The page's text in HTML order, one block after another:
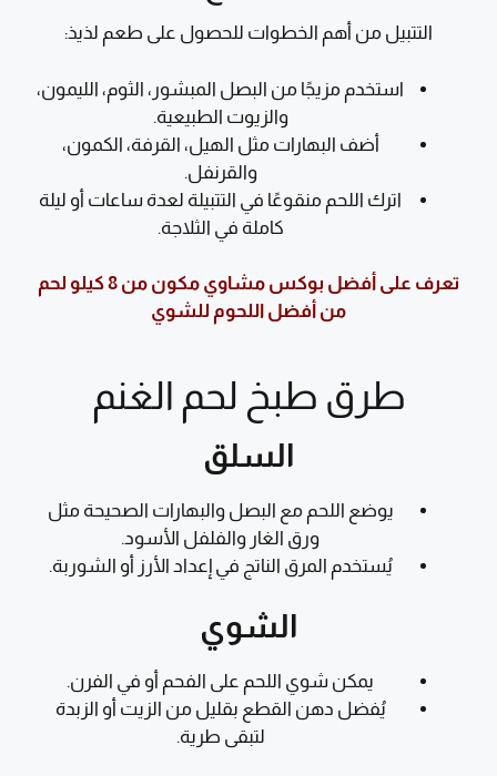
التتبيل من أهم الخطوات للحصول على طعم لذيذ:
استخدم مزيجًا من البصل المبشور، الثوم، الليمون،
والزيوت الطبيعية.
أضف البهارات مثل الهيل، القرفة، الكمون،
والقرنفل.
اترك اللحم منقوعًا في التتبيلة لعدة ساعات أو ليلة
كاملة في الثلاجة.
تعرف على أفضل بوكس مشاوي مكون من 8 كيلو لحم
من أفضل اللحوم للشوي
طرق طبخ لحم الغنم
السلق
يوضع اللحم مع البصل والبهارات الصحيحة مثل
ورق الغار والفلفل الأسود.
يُستخدم المرق الناتج في إعداد الأرز أو الشوربة.
الشوي
يمكن شوي اللحم على الفحم أو في الفرن.
يُفضل دهن القطع بقليل من الزيت أو الزبدة
لتبقى طرية.